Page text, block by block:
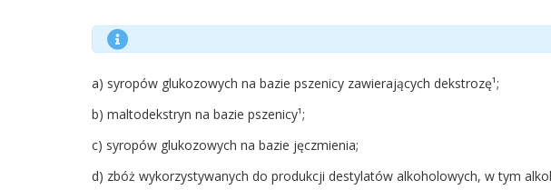
a) syropów glukozowych na bazie pszenicy zawierających dekstrozę¹;
b) maltodekstryn na bazie pszenicy¹;
c) syropów glukozowych na bazie jęczmienia;
d) zbóż wykorzystywanych do produkcji destylatów alkoholowych, w tym